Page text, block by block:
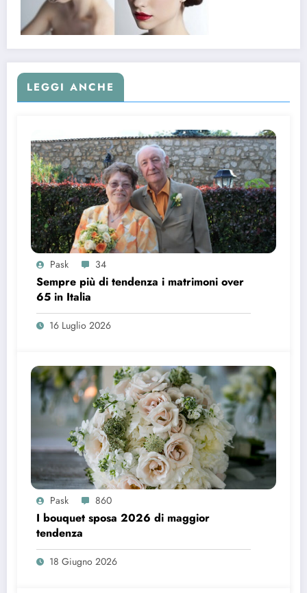
LEGGI ANCHE
Pask 34
Sempre più di tendenza i matrimoni over
65 in Italia
16 Luglio 2026
Pask 860
I bouquet sposa 2026 di maggior
tendenza
18 Giugno 2026